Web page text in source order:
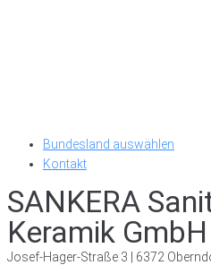
Bundesland auswählen
Kontakt
SANKERA
Keramik GmbH
Josef-Hager-Straße 3 | 6372